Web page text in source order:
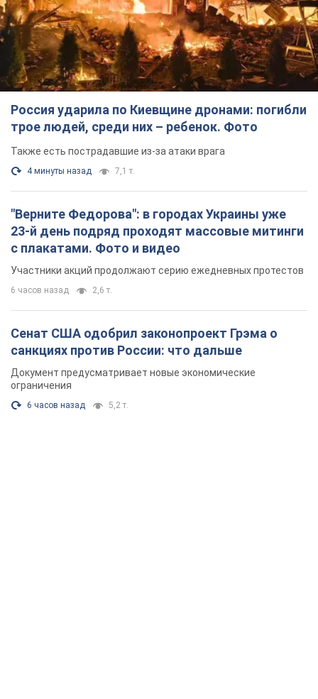
Россия ударила по Киевщине дронами: погибли
трое людей, среди них – ребенок. Фото
Также есть пострадавшие из-за атаки врага
4 минуты назад 7,1 т.
"Верните Федорова": в городах Украины уже
23-й день подряд проходят массовые митинги
с плакатами. Фото и видео
Участники акций продолжают серию ежедневных протестов
6 часов назад 2,6 т.
Сенат США одобрил законопроект Грэма о
санкциях против России: что дальше
Документ предусматривает новые экономические
ограничения
6 часов назад 5,2 т.